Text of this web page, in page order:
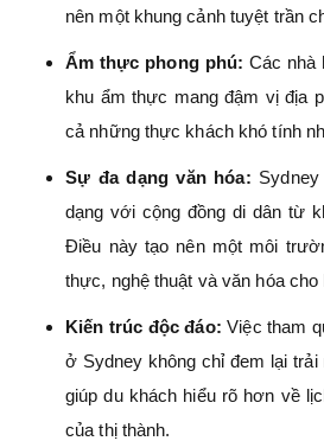
nên một khung cảnh tuyệt trần
Ẩm thực phong phú: Các nhà
khu ẩm thực mang đậm vị địa
cả những thực khách khó tính
Sự đa dạng văn hóa:
dạng với cộng đồng di dân từ
Điều này tạo nên một môi
thực, nghệ thuật và văn hóa
Kiến trúc độc đáo: Việc tham
ở Sydney không chỉ đem lại
giúp du khách hiểu rõ hơn về
của thị thành.